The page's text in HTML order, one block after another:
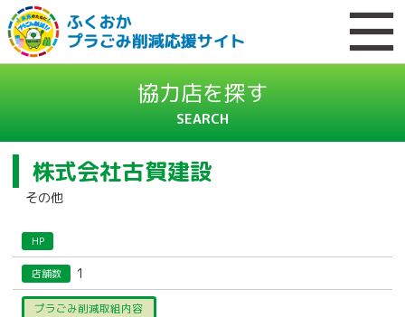
協力店を探す
SEARCH
株式会社古賀建設
その他
HP
店舗数 1
プラごみ削減取組内容